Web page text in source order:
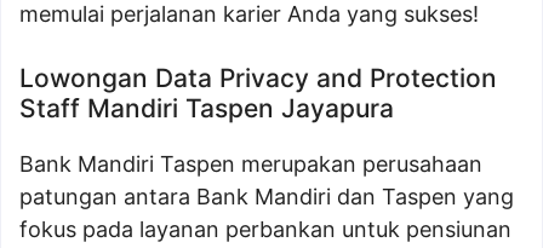
memulai perjalanan karier Anda yang sukses!
Lowongan Data Privacy and Protection
Staff Mandiri Taspen Jayapura
Bank Mandiri Taspen merupakan perusahaan
patungan antara Bank Mandiri dan Taspen yang
fokus pada layanan perbankan untuk pensiunan